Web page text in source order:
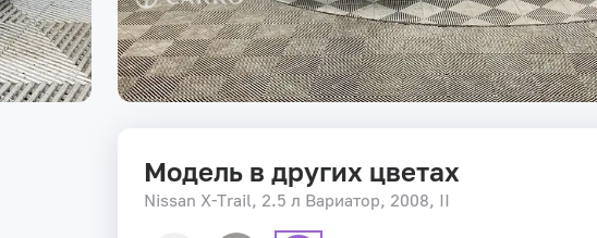
Модель в других цветах
Nissan X-Trail, 2.5 л Вариатор, 2008, II